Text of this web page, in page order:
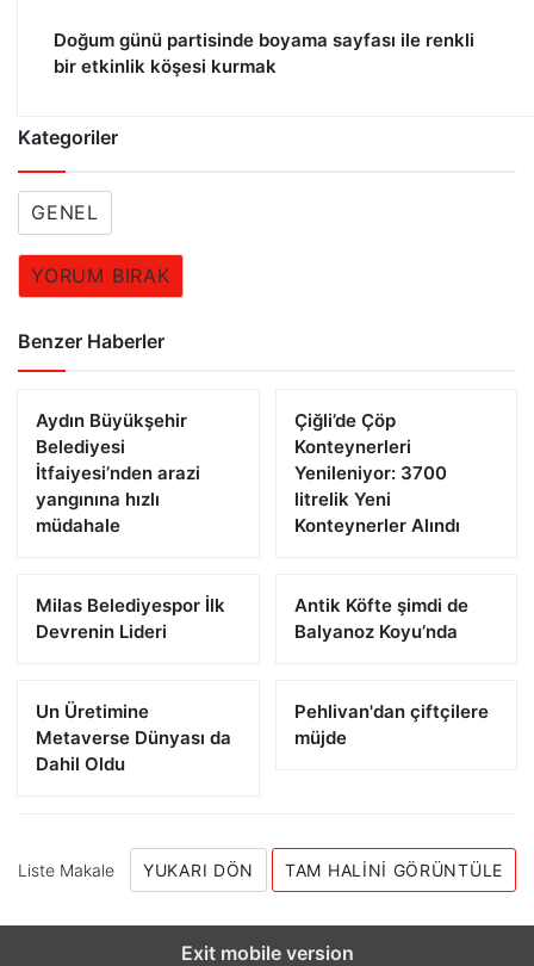
Doğum günü partisinde boyama sayfası ile renkli
bir etkinlik köşesi kurmak
Kategoriler
GENEL
YORUM BIRAK
Benzer Haberler
Aydın Büyükşehir
Belediyesi
İtfaiyesi’nden arazi
yangınına hızlı
müdahale
Çiğli’de Çöp
Konteynerleri
Yenileniyor: 3700
litrelik Yeni
Konteynerler Alındı
Milas Belediyespor İlk
Devrenin Lideri
Antik Köfte şimdi de
Balyanoz Koyu’nda
Un Üretimine
Metaverse Dünyası da
Dahil Oldu
Pehlivan'dan çiftçilere
müjde
Liste Makale YUKARI DÖN TAM HALINI GÖRÜNTÜLE
Exit mobile version